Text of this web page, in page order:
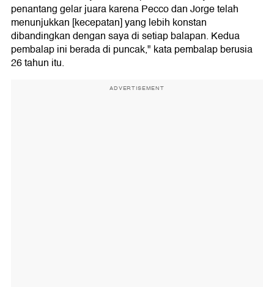
penantang gelar juara karena Pecco dan Jorge telah
menunjukkan [kecepatan] yang lebih konstan
dibandingkan dengan saya di setiap balapan. Kedua
pembalap ini berada di puncak," kata pembalap berusia
26 tahun itu.
ADVERTISEMENT